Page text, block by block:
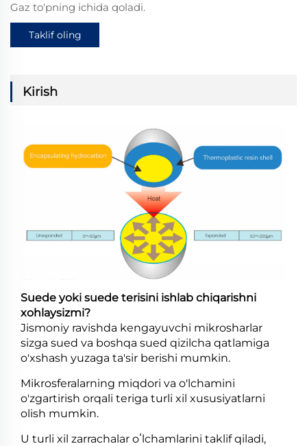
Gaz to'pning ichida qoladi.
Taklif oling
Kirish
Suede yoki suede terisini ishlab chiqarishni
xohlaysizmi?
Jismoniy ravishda kengayuvchi mikrosharlar
sizga sued va boshqa sued qizilcha qatlamiga
o'xshash yuzaga ta'sir berishi mumkin.
Mikrosferalarning miqdori va o'lchamini
o'zgartirish orqali teriga turli xil xususiyatlarni
olish mumkin.
U turli xil zarrachalar oʻlchamlarini taklif qiladi,